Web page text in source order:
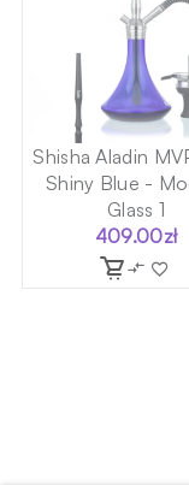
Shisha Aladin
Shiny Blue -
Glass 1
409.00zł